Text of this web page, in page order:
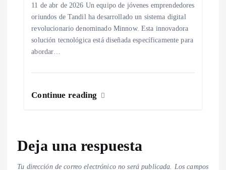
11 de abr de 2026 Un equipo de jóvenes emprendedores
oriundos de Tandil ha desarrollado un sistema digital
revolucionario denominado Minnow. Esta innovadora
solución tecnológica está diseñada específicamente para
abordar…
Continue reading
Deja una respuesta
Tu dirección de correo electrónico no será publicada. Los campos